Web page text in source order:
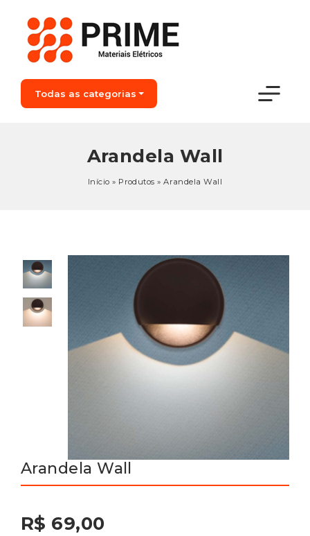
Todas as categorias
Arandela Wall
Início » Produtos »Arandela Wall
Arandela Wall
R$ 69,00